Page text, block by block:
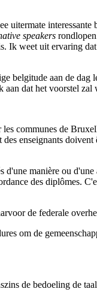
uitermate interessante
speakers
Ik weet uit ervaring
belgitude aan de dag
dat het voorstel zal
communes de
enseignants doivent
manière ou
des diplômes.
de federale
om de
de bedoeling de